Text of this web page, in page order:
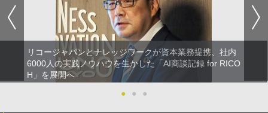
リコージャパンとナレッジワークが資本業務提携、社内
6000人の実践ノウハウを生かした「AI商談記録 for RICO
H」を展開へ
●
● ●